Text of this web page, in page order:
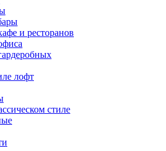
и ресторанов
лофт
стиле